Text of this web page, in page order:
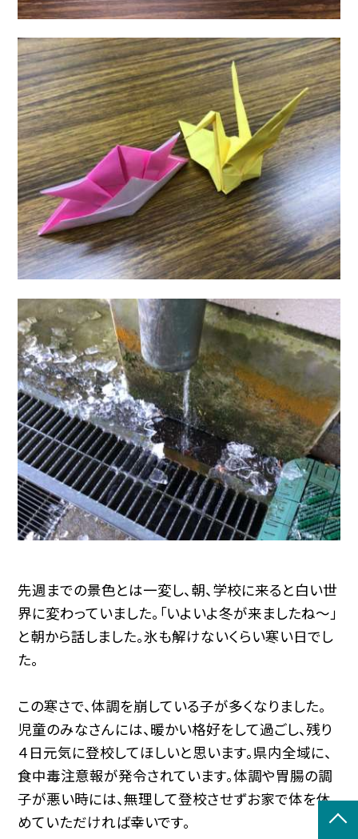
先週までの景色とは一変し、朝、学校に来ると白い世
界に変わっていました。「いよいよ冬が来ましたね〜」
と朝から話しました。氷も解けないくらい寒い日でし
た。
この寒さで、体調を崩している子が多くなりました。
児童のみなさんには、暖かい格好をして過ごし、残り
４日元気に登校してほしいと思います。県内全域に、
食中毒注意報が発令されています。体調や胃腸の調
子が悪い時には、無理して登校させずお家で体を休
めていただければ幸いです。